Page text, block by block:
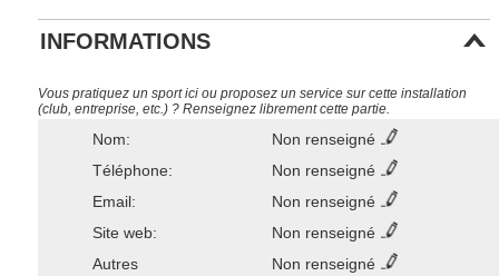
INFORMATIONS
Vous pratiquez un sport ici ou proposez un service sur cette installation
(club, entreprise, etc.) ? Renseignez librement cette partie.
Nom:
Non renseigné
Téléphone:
Non renseigné
Email:
Non renseigné
Site web:
Non renseigné
Autres
Non renseigné